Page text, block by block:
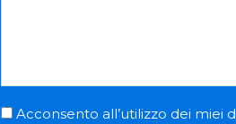
Acconsento all’utilizzo dei miei